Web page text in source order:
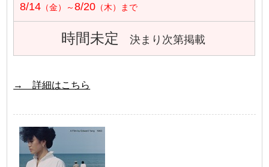
8/14 （金）～8/20 （木）まで
時間未定 決まり次第掲載
→ 詳細はこちら